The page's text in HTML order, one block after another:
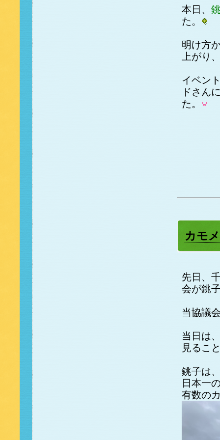
本日、
た。
明け方
上がり
イベン
ドさん
た。
カモ
先日、
会が銚
当協議
当日は
見るこ
銚子は
日本一
有数の